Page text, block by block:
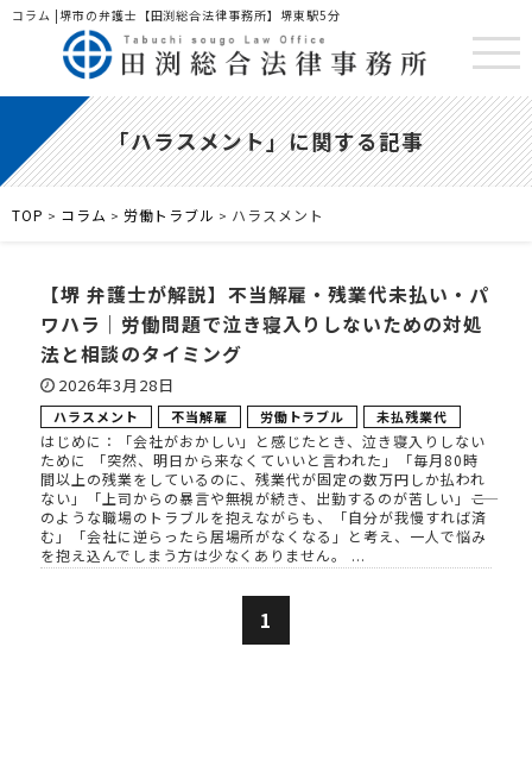
コラム |堺市の弁護士【田渕総合法律事務所】堺東駅5分
「ハラスメント」に関する記事
TOP > コラム > 労働トラブル > ハラスメント
【堺 弁護士が解説】不当解雇・残業代未払い・パ
ワハラ｜労働問題で泣き寝入りしないための対処
法と相談のタイミング
2026年3月28日
ハラスメント 不当解雇 労働トラブル 未払残業代
はじめに：「会社がおかしい」と感じたとき、泣き寝入りしない
ために 「突然、明日から来なくていいと言われた」「毎月80時
間以上の残業をしているのに、残業代が固定の数万円しか払われ
ない」「上司からの暴言や無視が続き、出勤するのが苦しい」――こ
のような職場のトラブルを抱えながらも、「自分が我慢すれば済
む」「会社に逆らったら居場所がなくなる」と考え、一人で悩み
を抱え込んでしまう方は少なくありません。 ...
1